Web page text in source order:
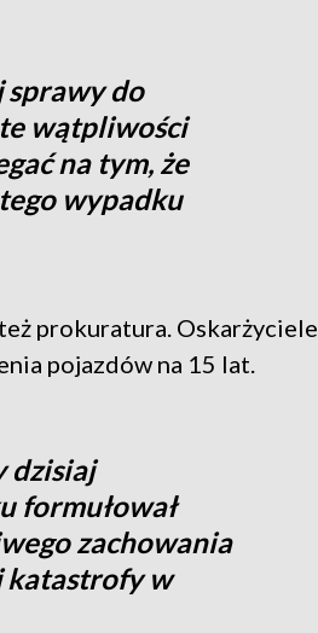
sprawy do
wątpliwości
na tym, że
wypadku
prokuratura. Oskarżyciele
pojazdów na 15 lat.
dzisiaj
formułował
zachowania
katastrofy w